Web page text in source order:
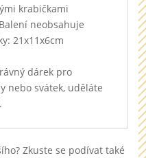
krabičkami
neobsahuje
21x11x6cm
dárek pro
nebo svátek, uděláte
Zkuste se podívat také